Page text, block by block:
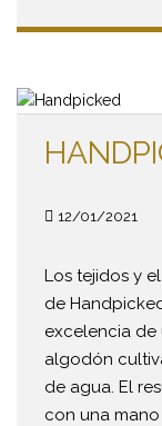
12/01/2021
Los tejidos y
de
excelencia
algodón
de agua. El
con una